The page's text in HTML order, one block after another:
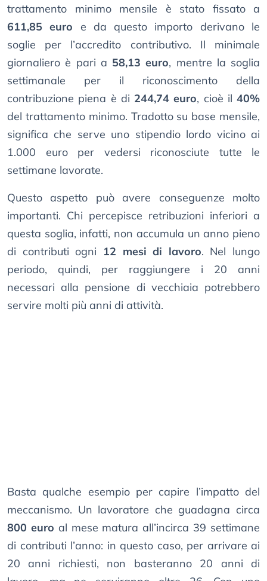
trattamento minimo mensile è stato fissato a
611,85 euro e da questo importo derivano le
soglie per l’accredito contributivo. Il minimale
giornaliero è pari a 58,13 euro, mentre la soglia
settimanale per il riconoscimento della
contribuzione piena è di 244,74 euro, cioè il 40%
del trattamento minimo. Tradotto su base mensile,
significa che serve uno stipendio lordo vicino ai
1.000 euro per vedersi riconosciute tutte le
settimane lavorate.
Questo aspetto può avere conseguenze molto
importanti. Chi percepisce retribuzioni inferiori a
questa soglia, infatti, non accumula un anno pieno
di contributi ogni 12 mesi di lavoro. Nel lungo
periodo, quindi, per raggiungere i 20 anni
necessari alla pensione di vecchiaia potrebbero
servire molti più anni di attività.
Basta qualche esempio per capire l’impatto del
meccanismo. Un lavoratore che guadagna circa
800 euro al mese matura all’incirca 39 settimane
di contributi l’anno: in questo caso, per arrivare ai
20 anni richiesti, non basteranno 20 anni di